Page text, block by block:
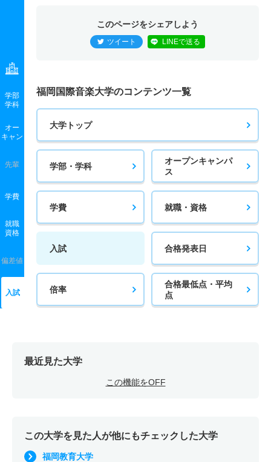
学部
学科
オー
キャン
先輩
学費
就職
資格
偏差値
入試
このページをシェアしよう
ツイート LINEで送る
福岡国際音楽大学のコンテンツ一覧
大学トップ
学部・学科
オープンキャンパ
ス
学費 就職・資格
入試 合格発表日
倍率
合格最低点・平均
点
最近見た大学
この機能をOFF
この大学を見た人が他にもチェックした大学
福岡教育大学